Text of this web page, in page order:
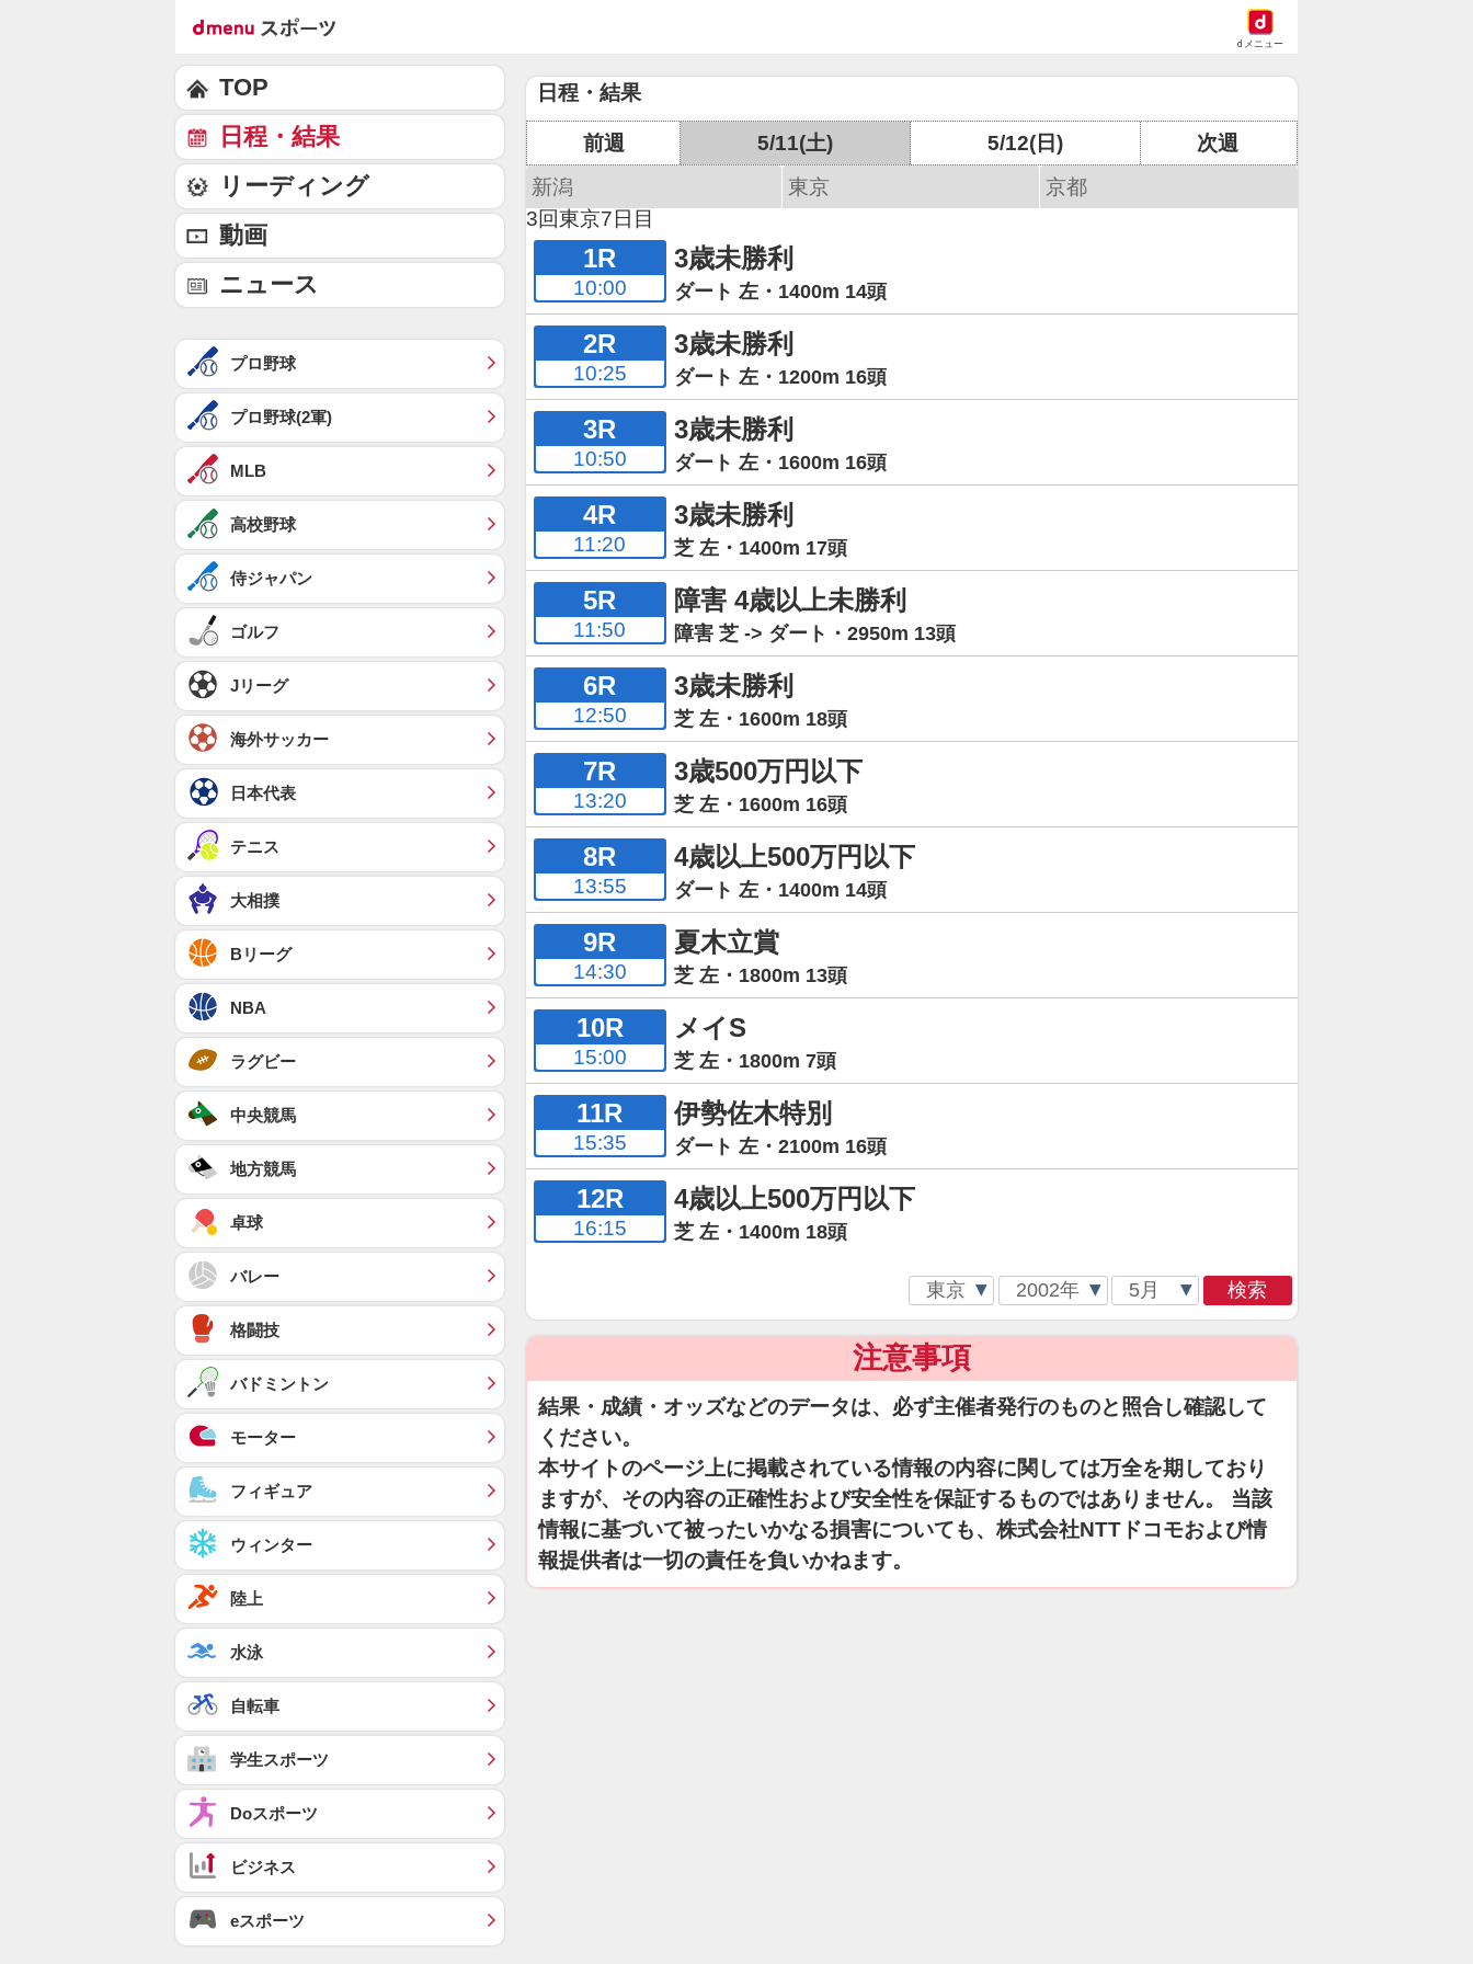
dメニュー
日程・結果
前週 5/11(土) 5/12(日)
次週
新潟
東京
京都
3回東京7日目
1R
10:00
3歳未勝利
ダート 左・1400m 14頭
2R
10:25
3歳未勝利
ダート 左・1200m 16頭
3R
10:50
3歳未勝利
ダート 左・1600m 16頭
4R
11:20
3歳未勝利
芝 左・1400m 17頭
5R
11:50
障害 4歳以上未勝利
障害 芝 -> ダート・2950m 13頭
6R
12:50
3歳未勝利
芝 左・1600m 18頭
7R
13:20
3歳500万円以下
芝 左・1600m 16頭
8R
13:55
4歳以上500万円以下
ダート 左・1400m 14頭
9R
14:30
夏木立賞
芝 左・1800m 13頭
10R
15:00
メイS
芝 左・1800m 7頭
11R
15:35
伊勢佐木特別
ダート 左・2100m 16頭
12R
16:15
4歳以上500万円以下
芝 左・1400m 18頭
検索
注意事項
結果・成績・オッズなどのデータは、必ず主催者発行のものと照合し確認して
ください。
本サイトのページ上に掲載されている情報の内容に関しては万全を期しており
ますが、その内容の正確性および安全性を保証するものではありません。 当該
情報に基づいて被ったいかなる損害についても、株式会社NTTドコモおよび情
報提供者は一切の責任を負いかねます。
TOP
日程・結果
リーディング
動画
ニュース
プロ野球
プロ野球(2軍)
MLB
高校野球
侍ジャパン
ゴルフ
Jリーグ
海外サッカー
日本代表
テニス
大相撲
Bリーグ
NBA
ラグビー
中央競馬
地方競馬
卓球
バレー
格闘技
バドミントン
モーター
フィギュア
ウィンター
陸上
水泳
自転車
学生スポーツ
Doスポーツ
ビジネス
eスポーツ